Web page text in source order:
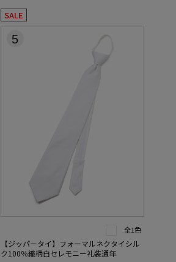
SALE
5
全1色
【ジッパータイ】フォーマルネクタイシル
ク100％織柄白セレモニー礼装通年